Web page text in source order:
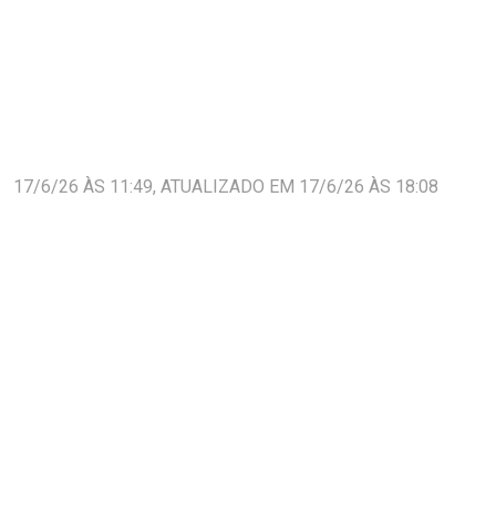
17/6/26 ÀS 11:49, ATUALIZADO EM 17/6/26 ÀS 18:08